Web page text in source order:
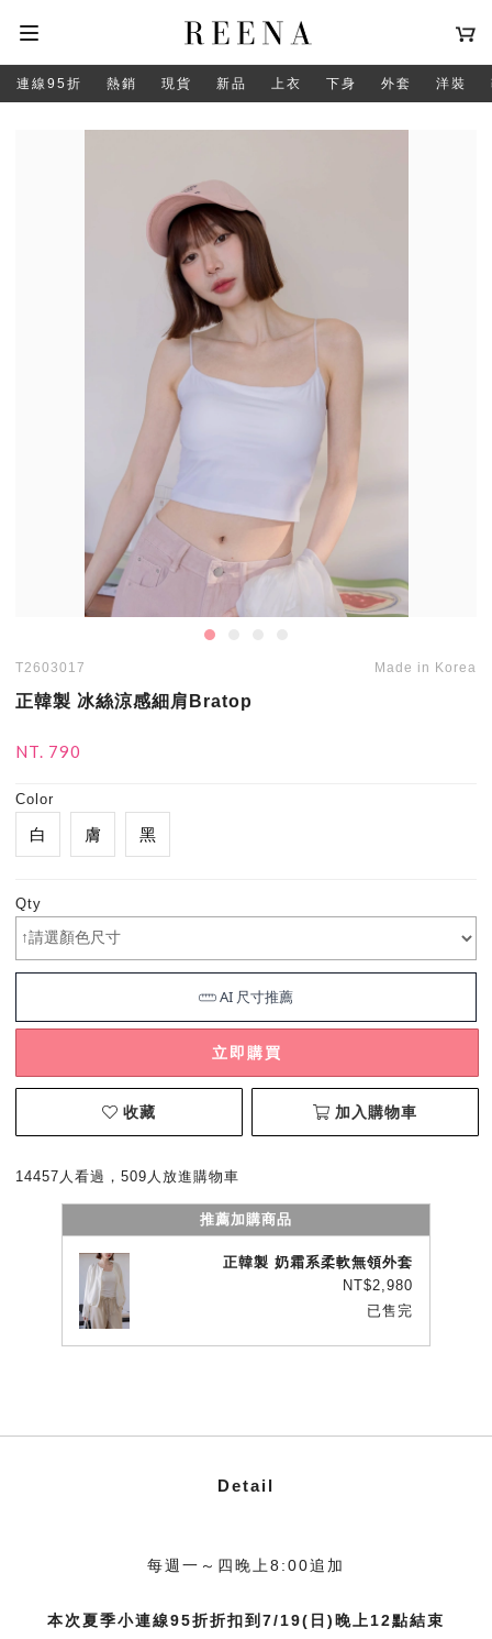
連線95折 熱銷 現貨 新品 上衣 下身 外套 洋裝
T2603017 Made in Korea
正韓製 冰絲涼感細肩Bratop
NT. 790
Color
白 膚 黑
Qty
立即購買
收藏 加入購物車
14457人看過，509人放進購物車
推薦加購商品
正韓製 奶霜系柔軟無領外套
NT$2,980
已售完
Detail
每週一～四晚上8:00追加
本次夏季小連線95折折扣到7/19(日)晚上12點結束